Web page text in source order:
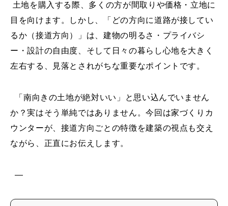
土地を購入する際、多くの方が間取りや価格・立地に
目を向けます。しかし、「どの方向に道路が接してい
るか（接道方向）」は、建物の明るさ・プライバシ
ー・設計の自由度、そして日々の暮らし心地を大きく
左右する、見落とされがちな重要なポイントです。
「南向きの土地が絶対いい」と思い込んでいません
か？実はそう単純ではありません。今回は家づくりカ
ウンターが、接道方向ごとの特徴を建築の視点も交え
ながら、正直にお伝えします。
—